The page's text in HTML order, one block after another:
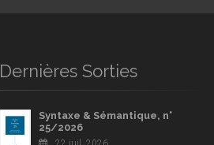
Dernières Sorties
Syntaxe & Sémantique, n°
25/2026